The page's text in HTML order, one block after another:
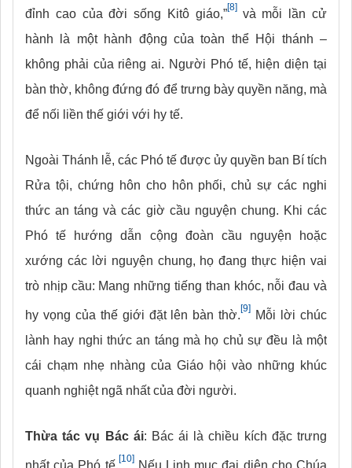
đỉnh cao của đời sống Kitô giáo,”[8] và mỗi lần cử
hành là một hành động của toàn thể Hội thánh –
không phải của riêng ai. Người Phó tế, hiện diện tại
bàn thờ, không đứng đó để trưng bày quyền năng, mà
để nối liền thế giới với hy tế.
Ngoài Thánh lễ, các Phó tế được ủy quyền ban Bí tích
Rửa tội, chứng hôn cho hôn phối, chủ sự các nghi
thức an táng và các giờ cầu nguyện chung. Khi các
Phó tế hướng dẫn cộng đoàn cầu nguyện hoặc
xướng các lời nguyện chung, họ đang thực hiện vai
trò nhịp cầu: Mang những tiếng than khóc, nỗi đau và
hy vọng của thế giới đặt lên bàn thờ.[9] Mỗi lời chúc
lành hay nghi thức an táng mà họ chủ sự đều là một
cái chạm nhẹ nhàng của Giáo hội vào những khúc
quanh nghiệt ngã nhất của đời người.
Thừa tác vụ Bác ái: Bác ái là chiều kích đặc trưng
nhất của Phó tế.[10]Nếu Linh mục đại diện cho Chúa